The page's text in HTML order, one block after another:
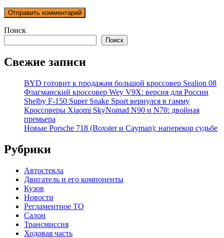
Поиск
Поиск
Свежие записи
BYD готовит к продажам большой кроссовер Sealion 08
Флагманский кроссовер Wey V9X: версия для России
Shelby F-150 Super Snake Sport вернулся в гамму
Кроссоверы Xiaomi SkyNomad N90 и N70: двойная
премьера
Новые Porsche 718 (Boxster и Cayman): наперекор судьбе
Рубрики
Автостекла
Двигатель и его компоненты
Кузов
Новости
Регламентное ТО
Салон
Трансмиссия
Ходовая часть